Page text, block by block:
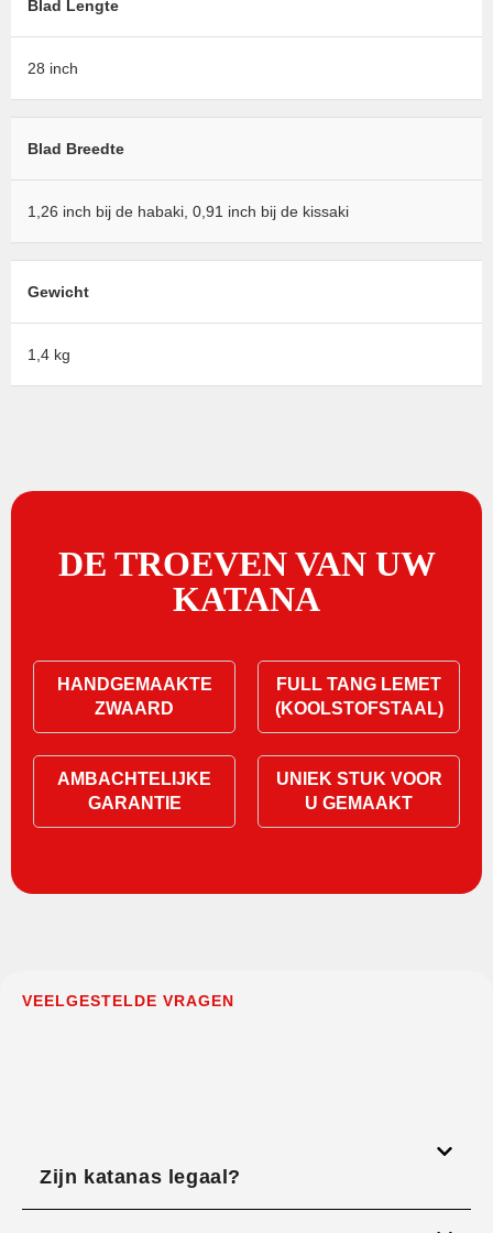
Blad Lengte
28 inch
Blad Breedte
1,26 inch bij de habaki, 0,91 inch bij de kissaki
Gewicht
1,4 kg
DE TROEVEN VAN UW
KATANA
HANDGEMAAKTE
ZWAARD
FULL TANG LEMET
(KOOLSTOFSTAAL)
AMBACHTELIJKE
GARANTIE
UNIEK STUK VOOR
U GEMAAKT
VEELGESTELDE VRAGEN
Zijn katanas legaal?